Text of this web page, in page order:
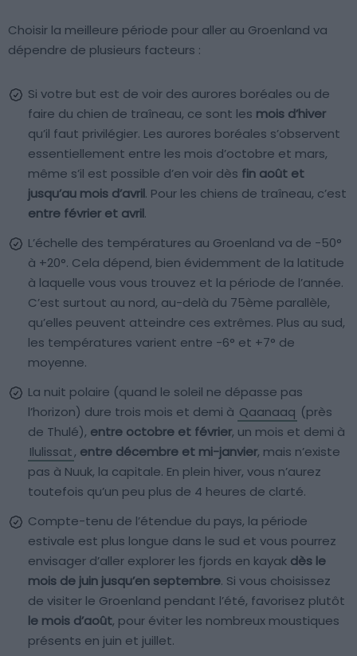
Choisir la meilleure période pour aller au Groenland va
dépendre de plusieurs facteurs :
Si votre but est de voir des aurores boréales ou de
faire du chien de traîneau, ce sont les mois d’hiver
qu’il faut privilégier. Les aurores boréales s’observent
essentiellement entre les mois d’octobre et mars,
même s’il est possible d’en voir dès fin août et
jusqu’au mois d’avril. Pour les chiens de traîneau, c’est
entre février et avril.
L’échelle des températures au Groenland va de -50°
à +20°. Cela dépend, bien évidemment de la latitude
à laquelle vous vous trouvez et la période de l’année.
C’est surtout au nord, au-delà du 75ème parallèle,
qu’elles peuvent atteindre ces extrêmes. Plus au sud,
les températures varient entre -6° et +7° de
moyenne.
La nuit polaire (quand le soleil ne dépasse pas
l’horizon) dure trois mois et demi à Qaanaaq (près
de Thulé), entre octobre et février, un mois et demi à
Ilulissat, entre décembre et mi-janvier, mais n’existe
pas à Nuuk, la capitale. En plein hiver, vous n’aurez
toutefois qu’un peu plus de 4 heures de clarté.
Compte-tenu de l’étendue du pays, la période
estivale est plus longue dans le sud et vous pourrez
envisager d’aller explorer les fjords en kayak dès le
mois de juin jusqu’en septembre. Si vous choisissez
de visiter le Groenland pendant l’été, favorisez plutôt
le mois d’août, pour éviter les nombreux moustiques
présents en juin et juillet.